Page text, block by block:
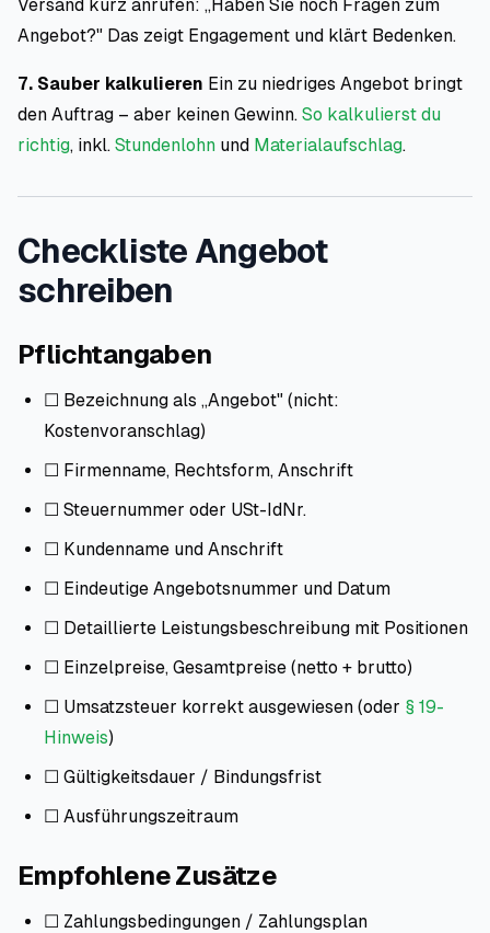
Versand kurz anrufen: „Haben Sie noch Fragen zum
Angebot?" Das zeigt Engagement und klärt Bedenken.
7. Sauber kalkulieren Ein zu niedriges Angebot bringt
den Auftrag – aber keinen Gewinn. So kalkulierst du
richtig, inkl. Stundenlohn und Materialaufschlag.
Checkliste Angebot
schreiben
Pflichtangaben
☐ Bezeichnung als „Angebot" (nicht:
Kostenvoranschlag)
☐ Firmenname, Rechtsform, Anschrift
☐ Steuernummer oder USt-IdNr.
☐ Kundenname und Anschrift
☐ Eindeutige Angebotsnummer und Datum
☐ Detaillierte Leistungsbeschreibung mit Positionen
☐ Einzelpreise, Gesamtpreise (netto + brutto)
☐ Umsatzsteuer korrekt ausgewiesen (oder § 19-
Hinweis)
☐ Gültigkeitsdauer / Bindungsfrist
☐ Ausführungszeitraum
Empfohlene Zusätze
☐ Zahlungsbedingungen / Zahlungsplan